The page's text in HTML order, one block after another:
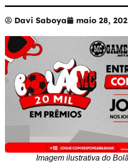
Davi Saboya maio 28,
Imagem ilustrativa do